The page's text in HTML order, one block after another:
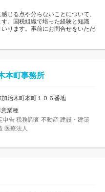
じる点や分らないことについて、
。国税組織で培った経験と知識
ります。事前にお問合せをいただ
本町事務所
治木町本町１０６番地
業種
申告 税務調査 不動産 建設・建築
医療法人